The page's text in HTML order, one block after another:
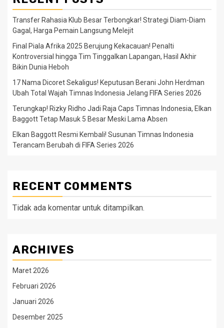
Transfer Rahasia Klub Besar Terbongkar! Strategi Diam-Diam
Gagal, Harga Pemain Langsung Melejit
Final Piala Afrika 2025 Berujung Kekacauan! Penalti
Kontroversial hingga Tim Tinggalkan Lapangan, Hasil Akhir
Bikin Dunia Heboh
17 Nama Dicoret Sekaligus! Keputusan Berani John Herdman
Ubah Total Wajah Timnas Indonesia Jelang FIFA Series 2026
Terungkap! Rizky Ridho Jadi Raja Caps Timnas Indonesia, Elkan
Baggott Tetap Masuk 5 Besar Meski Lama Absen
Elkan Baggott Resmi Kembali! Susunan Timnas Indonesia
Terancam Berubah di FIFA Series 2026
RECENT COMMENTS
Tidak ada komentar untuk ditampilkan.
ARCHIVES
Maret 2026
Februari 2026
Januari 2026
Desember 2025